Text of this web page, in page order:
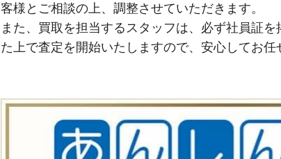
客様とご相談の上、調整させていただきます。
また、買取を担当するスタッフは、必ず社員証
た上で査定を開始いたしますので、安心してお任